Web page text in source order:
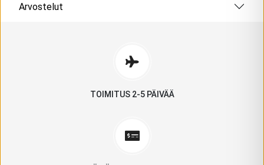
Arvostelut
TOIMITUS 2-5 PÄIVÄÄ